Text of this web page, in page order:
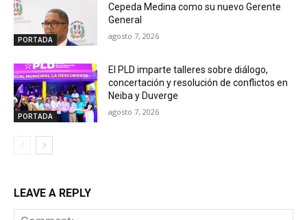
PORTADA
Cepeda Medina como su nuevo Gerente
General
agosto 7, 2026
PORTADA
El PLD imparte talleres sobre diálogo,
concertación y resolución de conflictos en
Neiba y Duverge
agosto 7, 2026
LEAVE A REPLY